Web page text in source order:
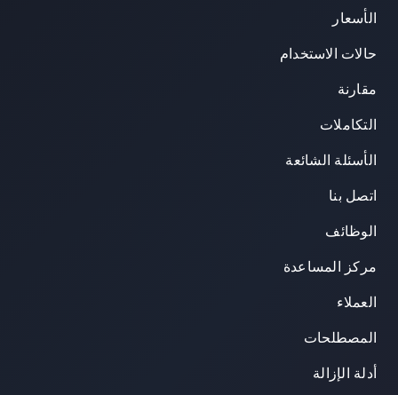
الأسعار
حالات الاستخدام
مقارنة
التكاملات
الأسئلة الشائعة
اتصل بنا
الوظائف
مركز المساعدة
العملاء
المصطلحات
أدلة الإزالة